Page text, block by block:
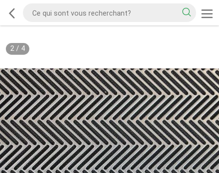
2/ 4